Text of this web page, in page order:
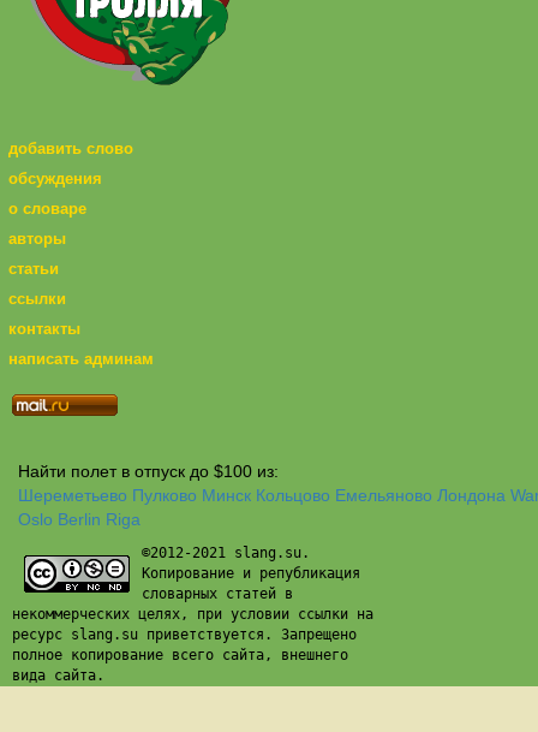
добавить слово
обсуждения
о словаре
авторы
статьи
ссылки
контакты
написать админам
Найти полет в отпуск до $100 из:
Шереметьево Пулково Минск Кольцово Емельяново Лондона
Oslo Berlin Riga
©2012-2021 slang.su.
Копирование и републикация
словарных статей в
некоммерческих целях, при условии ссылки на
ресурс slang.su приветствуется. Запрещено
полное копирование всего сайта, внешнего
вида сайта.